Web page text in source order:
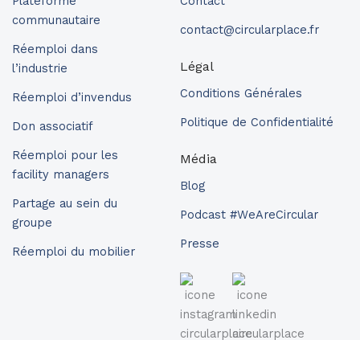
communautaire
Réemploi dans
l’industrie
Réemploi d’invendus
Don associatif
Réemploi pour les
facility managers
Partage au sein du
groupe
Réemploi du mobilier
contact@circularplace.fr
Légal
Conditions Générales
Politique de Confidentialité
Média
Blog
Podcast #WeAreCircular
Presse